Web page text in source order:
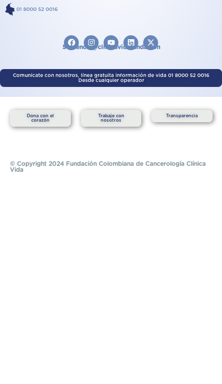
01 8000 52 0016
F
a
c
b
o
I
n
s
a
g
r
m
Y
o
u
u
b
e
L
i
n
e
d
i
X
-
t
i
t
r
Síguenos @clinicavidafundacion
Comunícate con nosotros, línea gratuita información de vida 01 8000 52 0016
Desde cualquier operador
Dona con el
corazón
Trabaje con
nosotros
Transparencia
© Copyright 2024 Fundación Colombiana de Cancerología Clínica
Vida